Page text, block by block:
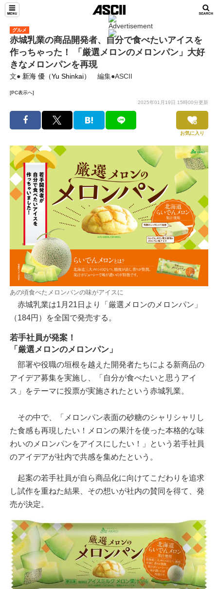
グルメ
赤城乳業の商品開発者、自分で食べたいアイスを
作っちゃった！ 「厳選メロンのメロンパン」大好
きなメロンパンを再現
文● 新海 優（Yu Shinkai） 編集●ASCII
[PC表示へ]
2025年01月19日 15時00分更新
お気に入り
あの頃食べたメロンパンの味がアイスに
赤城乳業は1月21日より「厳選メロンのメロンパン」
（184円）を全国で発売する。
若手社員が発案！
「厳選メロンのメロンパン」
部署や役職の垣根を越えた開発者たちによる新商品の
アイデア募集を実施し、「自分が食べたいと思うアイ
ス」をテーマに投票が実施されたという赤城乳業。
その中で、「メロンパン表面の砂糖のシャリシャリし
た食感も再現したい！メロンの果汁を使った本格的な味
わいのメロンパンをアイスにしたい！」という若手社員
のアイデアが社内で共感を集めたという。
起案の若手社員が自ら商品化に向けてこだわりを追求
し試作を重ねた結果、その想いが社内の賛同を得て、発
売が決定。